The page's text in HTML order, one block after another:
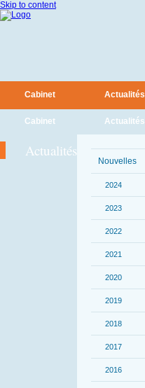
Skip to content
Cabinet Actualités
Cabinet Actualités
Actualités
Nouvelles
2024
2023
2022
2021
2020
2019
2018
2017
2016